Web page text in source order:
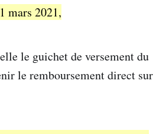
mars 2021,
le guichet de versement du
le remboursement direct sur